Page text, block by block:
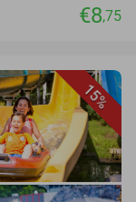
€8,75
15%